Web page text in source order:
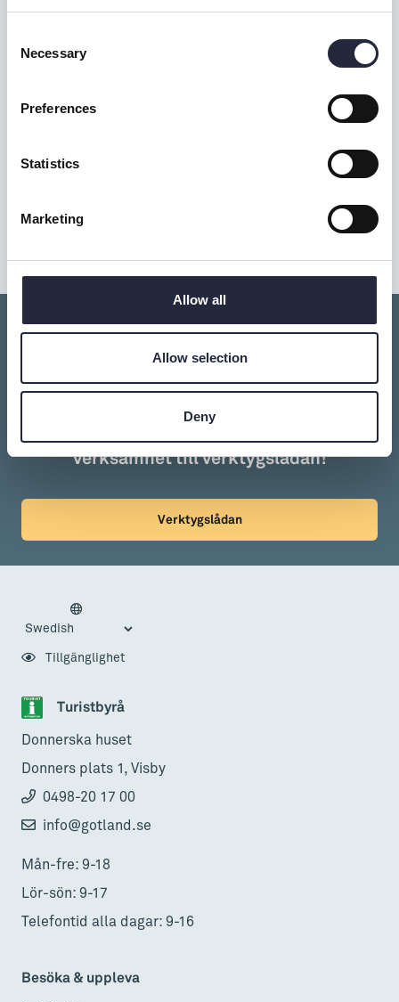
Selection
Necessary
Preferences
Statistics
Marketing
Allow all
Allow selection
Deny
Shopping route
verksamhet till verktygslådan!
Verktygslådan
Turistbyrå
Donnerska huset
Donners plats 1, Visby
0498-20 17 00
info@gotland.se
Mån-fre: 9-18
Lör-sön: 9-17
Telefontid alla dagar: 9-16
Besöka & uppleva
Tillgänglighet